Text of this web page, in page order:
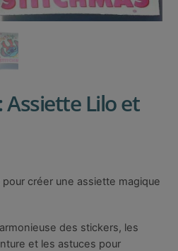
Assiette Lilo et
pour créer une assiette magique
des stickers, les
et les astuces pour